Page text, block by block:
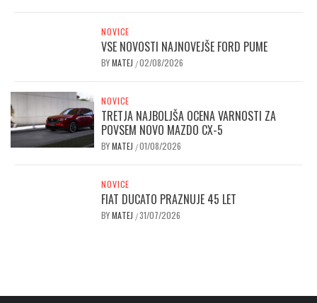
NOVICE
VSE NOVOSTI NAJNOVEJŠE FORD PUME
BYMATEJ /02/08/2026
NOVICE
TRETJA NAJBOLJŠA OCENA VARNOSTI ZA
POVSEM NOVO MAZDO CX-5
BYMATEJ /01/08/2026
NOVICE
FIAT DUCATO PRAZNUJE 45 LET
BYMATEJ /31/07/2026